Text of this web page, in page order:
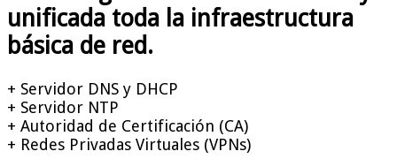
unificada toda la infraestructura
básica de red.
+ Servidor DNS y DHCP
+ Servidor NTP
+ Autoridad de Certificación (CA)
+ Redes Privadas Virtuales (VPNs)